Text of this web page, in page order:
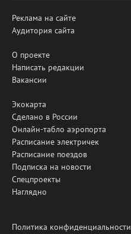
Реклама на сайте
Аудитория сайта
О проекте
Написать редакции
Вакансии
Экокарта
Сделано в России
Онлайн-табло аэропорта
Расписание электричек
Расписание поездов
Подписка на новости
Спецпроекты
Наглядно
Политика конфиденциальности